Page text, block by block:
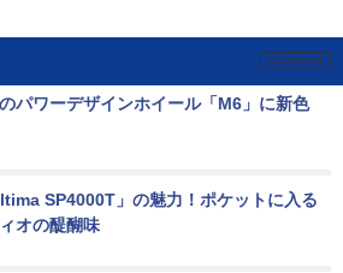
パワーデザインホイール「M6」に新色
SP4000T」の魅力！ポケットに入る
オの醍醐味